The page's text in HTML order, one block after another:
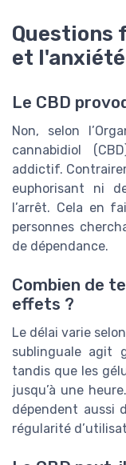
Questions
et l'anxiété
Le CBD
Non, selon
cannabidiol
addictif.
euphorisant ni
l’arrêt. Cela en
personnes
de dépendance.
Combien de
effets ?
Le délai varie
sublinguale agit
tandis que les
jusqu’à une
dépendent aussi
régularité